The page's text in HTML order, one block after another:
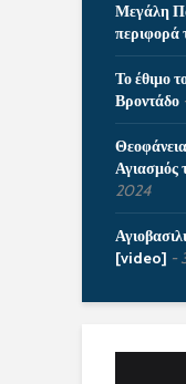
Μεγάλη
περιφορά
Το έθιμο
Βροντάδο
Αγιασμός
2024
[video]